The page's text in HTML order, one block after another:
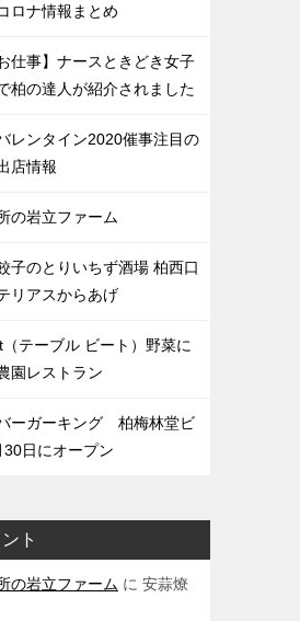
ロナ情報まとめ
仕事】ナースときどき女子
柏の達人が紹介されました
レンタイン2020催事注目の
店情報
の岩立ファーム
子のとりいちず酒場 柏西口
リアスからあげ
テーブル ビート）野菜に
園レストラン
バーガーキング 柏梅林堂ビ
30日にオープン
ト
の岩立ファーム に 安蒜燎